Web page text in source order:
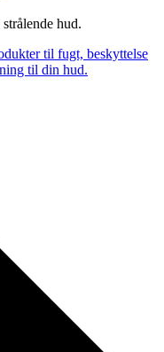
hud.
til fugt, beskyttelse
til din hud.